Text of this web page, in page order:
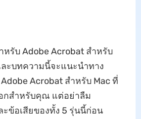
หรับ Adobe Acrobat สำหรับ
ะบทความนี้จะแนะนำทาง
Acrobat สำหรับ Mac ที่
กสำหรับคุณ แต่อย่าลืม
ข้อเสียของทั้ง 5 รุ่นนี้ก่อน